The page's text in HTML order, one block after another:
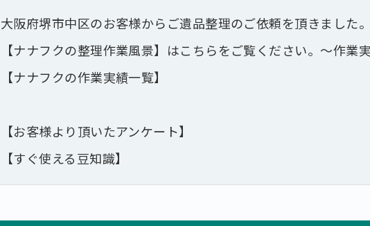
大阪府堺市中区のお客様からご遺品整理のご依頼を頂きました。
【ナナフクの整理作業風景】はこちらをご覧ください。～作業
【ナナフクの作業実績一覧】
【お客様より頂いたアンケート】
【すぐ使える豆知識】